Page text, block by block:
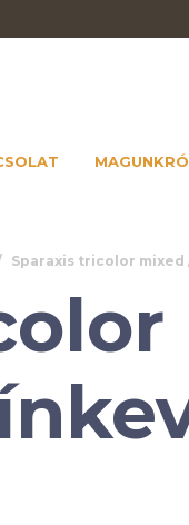
Sparaxis tricolor mixed